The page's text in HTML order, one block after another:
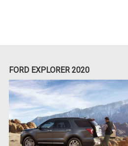
FORD EXPLORER 2020